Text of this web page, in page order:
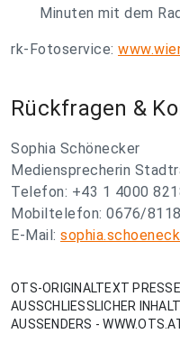
Minuten mit dem
rk-Fotoservice:
Rückfragen &
Sophia Schönecker
Mediensprecherin
Telefon: +43 1 4000
Mobiltelefon: 0676/
E-Mail:
OTS-ORIGINALTEXT
AUSSCHLIESSLICHER
AUSSENDERS -